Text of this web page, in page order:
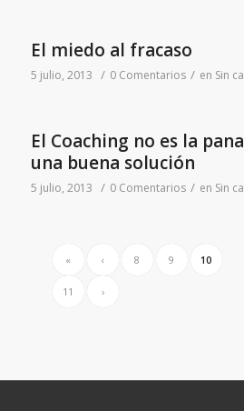
El miedo al fracaso
5 julio, 2013 / 0 Comentarios / en Sin
El Coaching no es la
una buena solución
5 julio, 2013 / 0 Comentarios / en Sin
« ‹ 8 9 10
11 ›